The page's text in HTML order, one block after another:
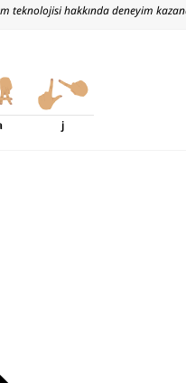
teknolojisi hakkında deneyim
j